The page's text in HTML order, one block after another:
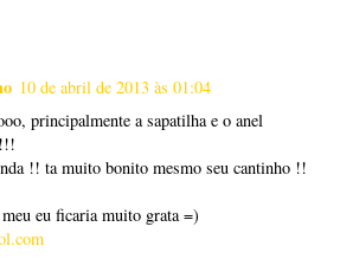
10 de abril de 2013 às 01:04
principalmente a sapatilha e o anel
!! ta muito bonito mesmo seu cantinho !!
eu ficaria muito grata =)